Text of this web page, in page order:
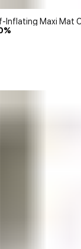
%
Inflating Maxi Mat